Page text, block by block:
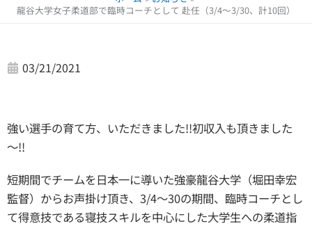
龍谷大学女子柔道部で臨時コーチとして 赴任（3/4～3/30、計10回）
03/21/2021
強い選手の育て方、いただきました!!初収入も頂きました
～!!
短期間でチームを日本一に導いた強豪龍谷大学（堀田幸宏
監督）からお声掛け頂き、3/4～30の期間、臨時コーチとし
て得意技である寝技スキルを中心にした大学生への柔道指